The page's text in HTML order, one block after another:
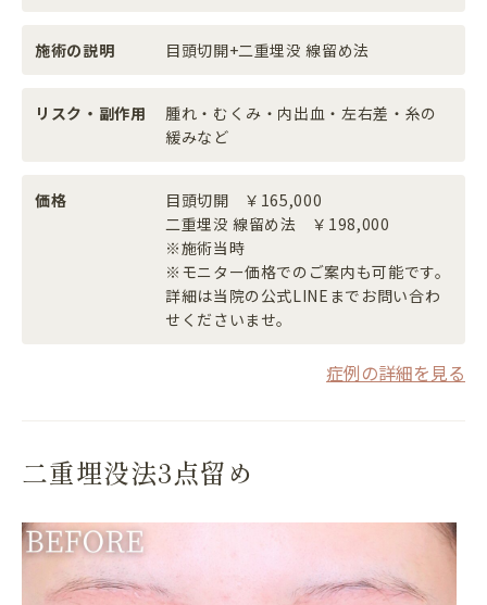
施術の説明 目頭切開+二重埋没 線留め法
リスク・副作用
腫れ・むくみ・内出血・左右差・糸の
緩みなど
価格
目頭切開 ￥165,000
二重埋没 線留め法 ￥198,000
※施術当時
※モニター価格でのご案内も可能です。
詳細は当院の公式LINEまでお問い合わ
せくださいませ。
症例の詳細を見る
二重埋没法3点留め